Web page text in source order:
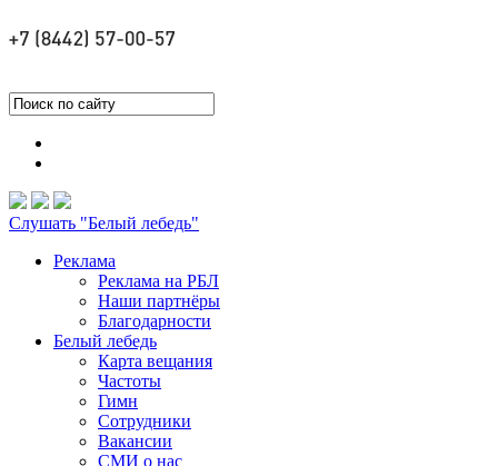
Слушать "Белый лебедь"
Реклама
Реклама на РБЛ
Наши партнёры
Благодарности
Белый лебедь
Карта вещания
Частоты
Гимн
Сотрудники
Вакансии
СМИ о нас